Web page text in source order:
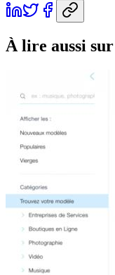
À lire aussi